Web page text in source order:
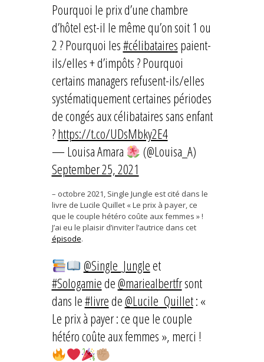
Pourquoi le prix d’une chambre
d’hôtel est-il le même qu’on soit 1 ou
2 ? Pourquoi les#célibataires paient-
ils/elles + d’impôts ? Pourquoi
certains managers refusent-ils/elles
systématiquement certaines périodes
de congés aux célibataires sans enfant
?https://t.co/UDsMbky2E4
— Louisa Amara
(@Louisa_A)
September 25, 2021
– octobre 2021, Single Jungle est cité dans le
livre de Lucile Quillet « Le prix à payer, ce
que le couple hétéro coûte aux femmes » !
J’ai eu le plaisir d’inviter l’autrice dans cet
épisode.
@Single_Jungleet
#Sologamiede@mariealbertfrsont
dans le#livrede@Lucile_Quillet: «
Le prix à payer : ce que le couple
hétéro coûte aux femmes », merci !